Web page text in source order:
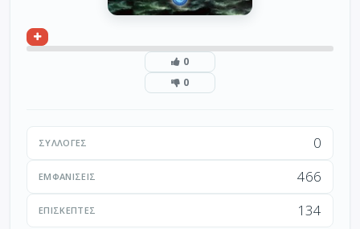
0
0
ΣΥΛΛΟΓΈΣ 0
ΕΜΦΑΝΊΣΕΙΣ 466
ΕΠΙΣΚΈΠΤΕΣ 134